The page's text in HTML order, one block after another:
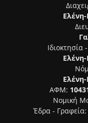
ΑΦΜ:
Νομική
Έδρα - Γραφεία: